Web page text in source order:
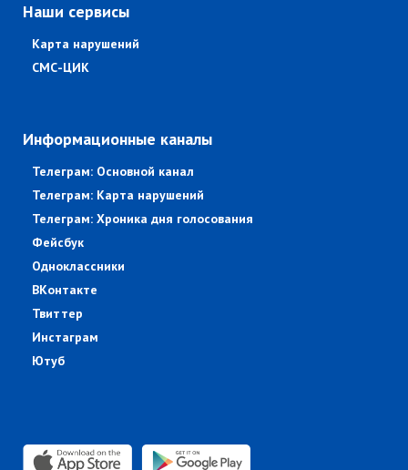
Наши сервисы
Карта нарушений
СМС-ЦИК
Информационные каналы
Телеграм: Основной канал
Телеграм: Карта нарушений
Телеграм: Хроника дня голосования
Фейсбук
Одноклассники
ВКонтакте
Твиттер
Инстаграм
Ютуб